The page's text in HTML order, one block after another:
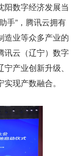
阳数字经济发展当
手”，腾讯云拥有
造业等众多产业的
讯云（辽宁）数字
产业创新升级、
现产数融合。